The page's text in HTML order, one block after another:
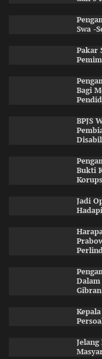
Swa -
Pakar
Bagi
BPJS
Bukti
Jadi
Gibran